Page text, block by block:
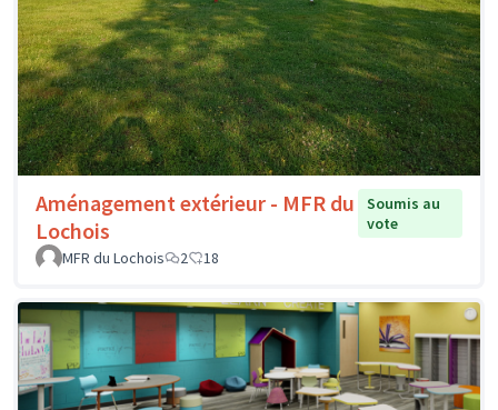
Aménagement extérieur - MFR du
Lochois
Soumis au
vote
MFR du Lochois
2 18